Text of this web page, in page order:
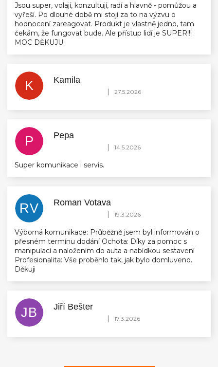
Jsou super, volají, konzultují, radí a hlavně - pomůžou a
vyřeší. Po dlouhé době mi stojí za to na výzvu o
hodnocení zareagovat. Produkt je vlastně jedno, tam
čekám, že fungovat bude. Ale přístup lidí je SUPER!!!
MOC DĚKUJU.
K Kamila
Hodnocení obchodu je 5 z 5 hvězdiček.
| 27.5.2026
P Pepa
Hodnocení obchodu je 5 z 5 hvězdiček.
| 14.5.2026
Super komunikace i servis.
RV Roman Votava
Hodnocení obchodu je 5 z 5 hvězdiček.
| 19.3.2026
Výborná komunikace: Průběžně jsem byl informován o
přesném termínu dodání Ochota: Díky za pomoc s
manipulací a naložením do auta a nabídkou sestavení
Profesionalita: Vše proběhlo tak, jak bylo domluveno.
Děkuji
JB Jiří Bešter
Hodnocení obchodu je 5 z 5 hvězdiček.
| 17.3.2026